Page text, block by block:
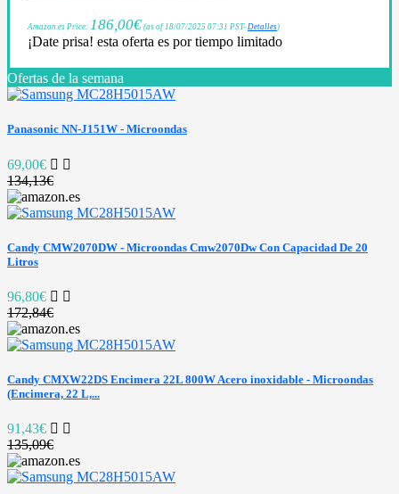
Amazon.es Price: 186,00€ (as of 18/07/2025 07:31 PST- Detalles)
¡Date prisa! esta oferta es por tiempo limitado
Ofertas de la semana
Panasonic NN-J151W - Microondas
69,00€
134,13€
Candy CMW2070DW - Microondas Cmw2070Dw Con Capacidad De 20
Litros
96,80€
172,84€
Candy CMXW22DS Encimera 22L 800W Acero inoxidable - Microondas
(Encimera, 22 L,...
91,43€
135,09€